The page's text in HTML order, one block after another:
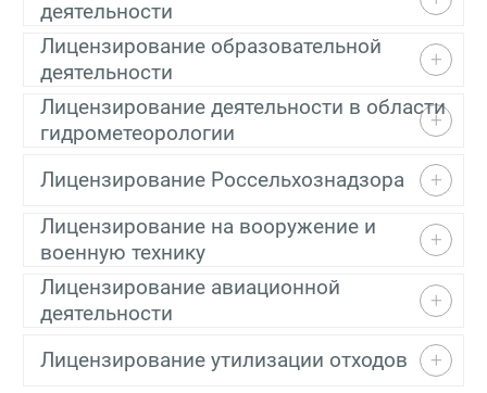
деятельности
Лицензирование образовательной
деятельности
Лицензирование деятельности в области
гидрометеорологии
Лицензирование Россельхознадзора
Лицензирование на вооружение и
военную технику
Лицензирование авиационной
деятельности
Лицензирование утилизации отходов